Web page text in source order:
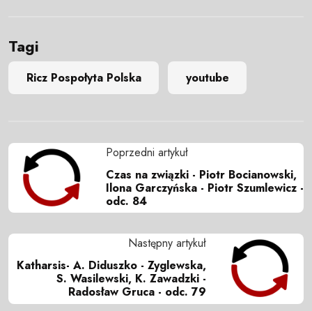
Tagi
Ricz Pospołyta Polska youtube
Poprzedni artykuł
Czas na związki - Piotr Bocianowski,
Ilona Garczyńska - Piotr Szumlewicz -
odc. 84
Następny artykuł
Katharsis- A. Diduszko - Zyglewska,
S. Wasilewski, K. Zawadzki -
Radosław Gruca - odc. 79